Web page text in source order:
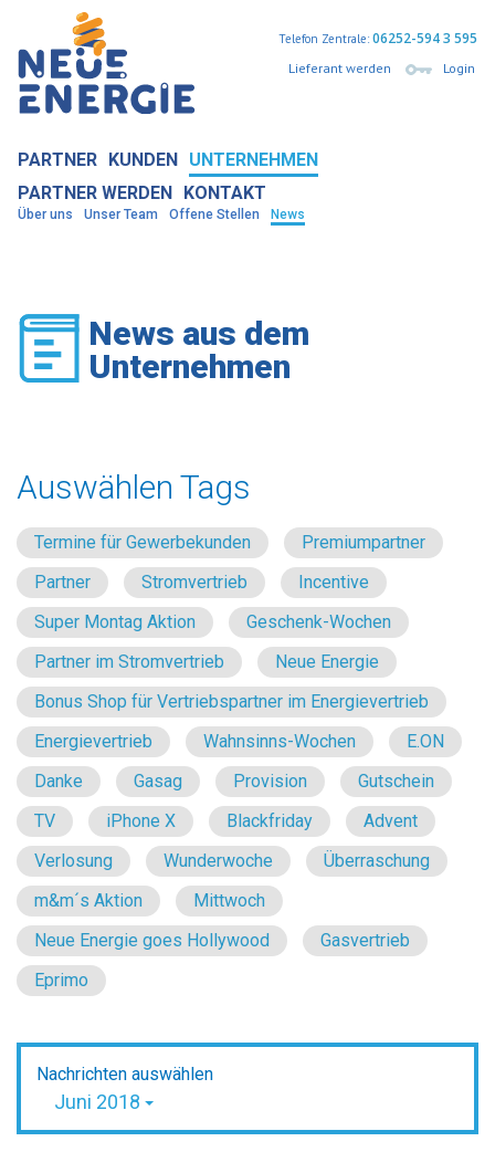
Lieferant werden Login
Telefon Zentrale:06252-594 3 595
PARTNER KUNDEN UNTERNEHMEN
Über uns Unser Team Offene Stellen News
PARTNER WERDEN KONTAKT
News aus dem
Unternehmen
Auswählen Tags
Termine für Gewerbekunden
Premiumpartner
Partner
Stromvertrieb
Incentive
Super Montag Aktion
Geschenk-Wochen
Partner im Stromvertrieb
Neue Energie
Bonus Shop für Vertriebspartner im Energievertrieb
Energievertrieb
Wahnsinns-Wochen
E.ON
Danke
Gasag Provision
Gutschein
TV
iPhone X Blackfriday
Advent
Verlosung
Wunderwoche
Überraschung
m&m´s Aktion
Mittwoch
Neue Energie goes Hollywood
Gasvertrieb
Eprimo
Nachrichten auswählen
Juni 2018